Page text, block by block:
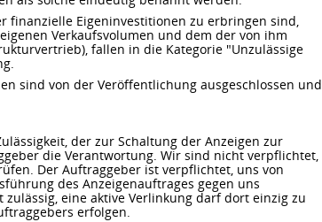
finanzielle Eigeninvestitionen zu erbringen sind,
Verkaufsvolumen und dem der von ihm
fallen in die Kategorie "Unzulässige
sind von der Veröffentlichung ausgeschlossen und
der zur Schaltung der Anzeigen zur
die Verantwortung. Wir sind nicht verpflichtet,
Der Auftraggeber ist verpflichtet, uns von
des Anzeigenauftrages gegen uns
eine aktive Verlinkung darf dort einzig zu
erfolgen.